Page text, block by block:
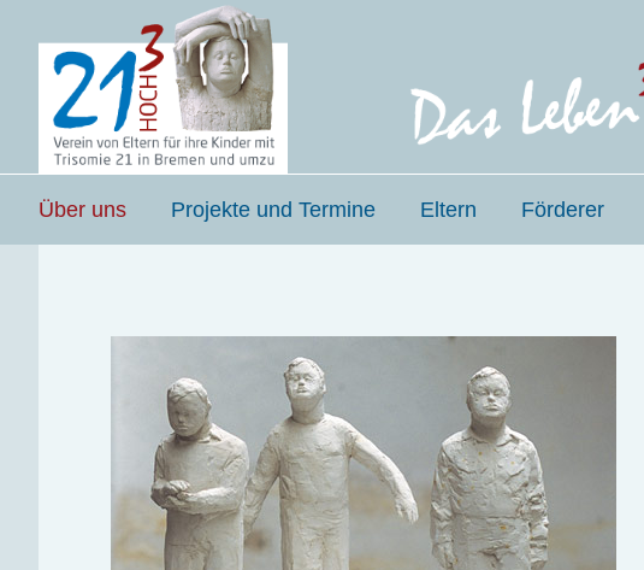
Hauptnavigation
springen
springen
Über uns Projekte und Termine Eltern Förderer